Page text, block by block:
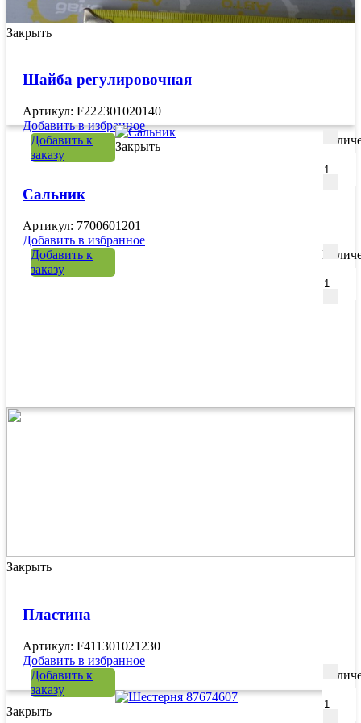
Закрыть
Шайба регулировочная
Артикул: F222301020140
Добавить в избранное
Добавить к
заказу
Закрыть
Сальник
Артикул: 7700601201
Добавить в избранное
Добавить к
заказу
Закрыть
Пластина
Артикул: F411301021230
Добавить в избранное
Добавить к
заказу
Закрыть